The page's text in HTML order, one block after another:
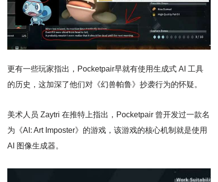
更有一些玩家指出，Pocketpair早就有使用生成式 AI 工具
的历史，这加深了他们对《幻兽帕鲁》抄袭行为的怀疑。
美术人员 Zaytri 在推特上指出，Pocketpair 曾开发过一款名
为《AI: Art Imposter》的游戏，该游戏的核心机制就是使用
AI 图像生成器。